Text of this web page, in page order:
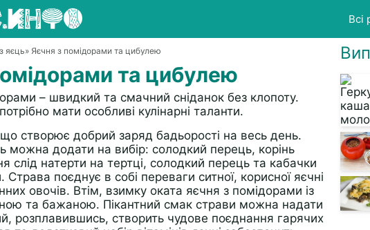
Всі
яєць» Яєчня з помідорами та цибулею
та цибулею
– швидкий та смачний сніданок без клопоту.
мати особливі кулінарні таланти.
створює добрий заряд бадьорості на весь день.
можна додати на вибір: солодкий перець, корінь
слід натерти на тертці, солодкий перець та кабачки
поєднує в собі переваги ситної, корисної яєчні
овочів. Втім, взимку оката яєчня з помідорами із
та бажаною. Пікантний смак страви можна надати
розплавившись, створить чудове поєднання гарячих